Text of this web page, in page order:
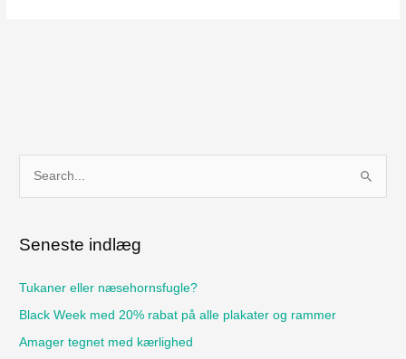
e
Seneste indlæg
Tukaner eller næsehornsfugle?
Black Week med 20% rabat på alle plakater og rammer
Amager tegnet med kærlighed